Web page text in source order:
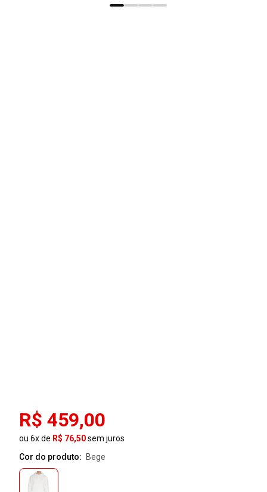
R$ 459,00
ou 6x de R$ 76,50sem juros
Cor do produto:
bege